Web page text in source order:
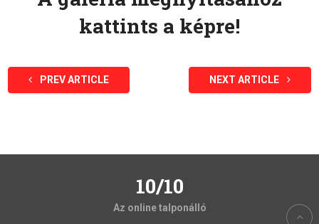
kattints a képre!
PREV ARTICLE NEXT ARTICLE
10/10
Az online talponálló